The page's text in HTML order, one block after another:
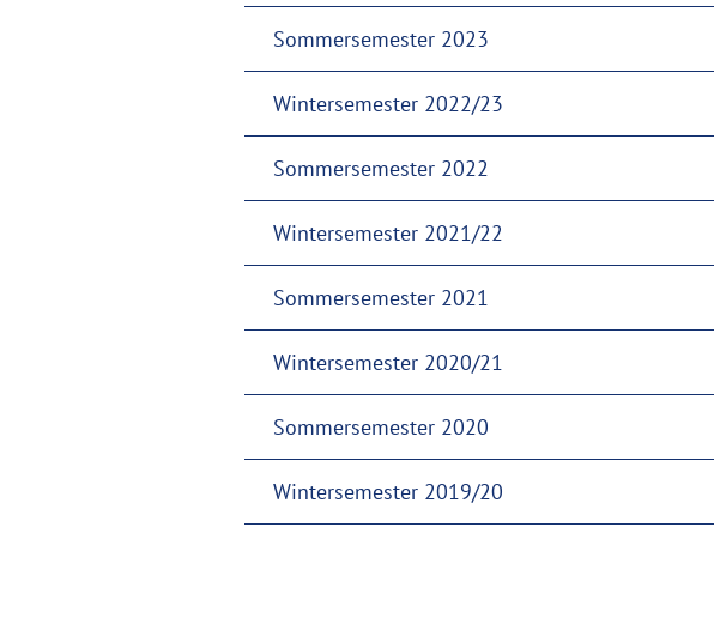
Sommersemester 2023
Wintersemester 2022/23
Sommersemester 2022
Wintersemester 2021/22
Sommersemester 2021
Wintersemester 2020/21
Sommersemester 2020
Wintersemester 2019/20